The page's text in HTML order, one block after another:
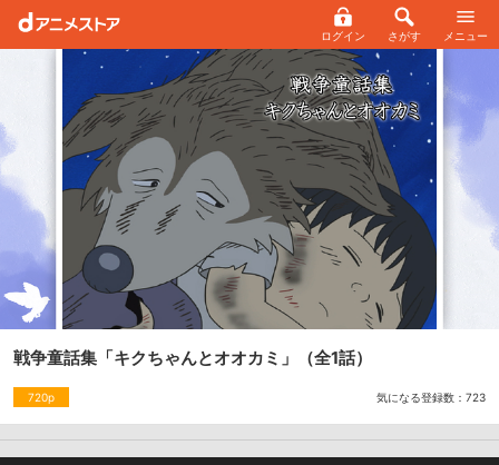
ログイン さがす メニュー
戦争童話集「キクちゃんとオオカミ」 （全1話）
720p 気になる登録数： 723